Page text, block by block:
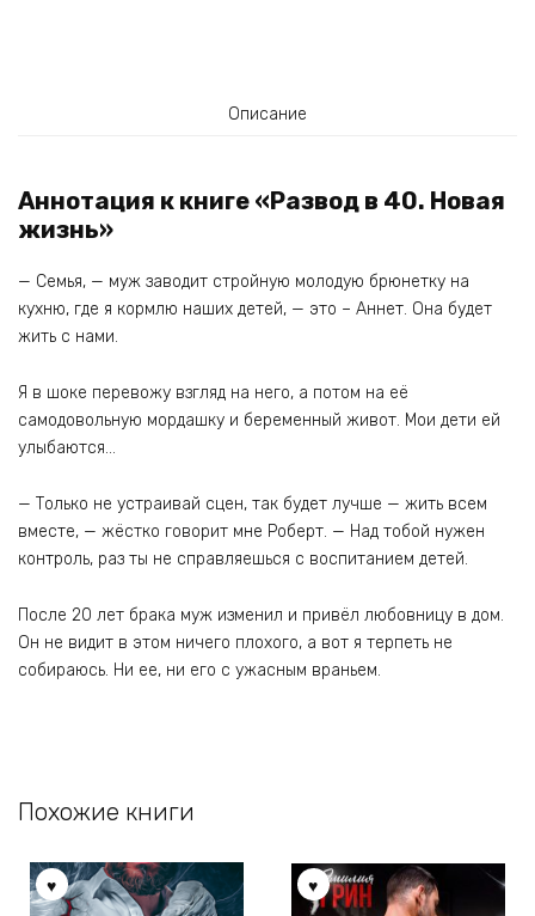
Описание
Аннотация к книге «Развод в 40. Новая
жизнь»
— Семья, — муж заводит стройную молодую брюнетку на
кухню, где я кормлю наших детей, — это – Аннет. Она будет
жить с нами.
Я в шоке перевожу взгляд на него, а потом на её
самодовольную мордашку и беременный живот. Мои дети ей
улыбаются…
— Только не устраивай сцен, так будет лучше — жить всем
вместе, — жёстко говорит мне Роберт. — Над тобой нужен
контроль, раз ты не справляешься с воспитанием детей.
После 20 лет брака муж изменил и привёл любовницу в дом.
Он не видит в этом ничего плохого, а вот я терпеть не
собираюсь. Ни ее, ни его с ужасным враньем.
Похожие книги